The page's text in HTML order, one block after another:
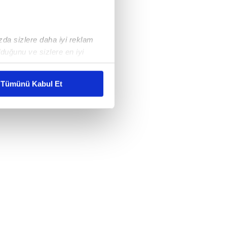
sizlere daha iyi reklam
ve sizlere en iyi
karşılamak
kullanılmaktadır. Bu
sunulması
ve sizlere yönelik
ve sitemizde ilgili
Tümünü Kabul Et